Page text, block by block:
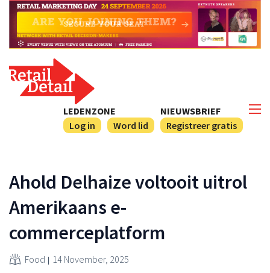
NIEUWSBRIEF
Registreer gratis
LEDENZONE
Log in
Word lid
Ahold Delhaize voltooit uitrol
Amerikaans e-
commerceplatform
Food 14 November, 2025